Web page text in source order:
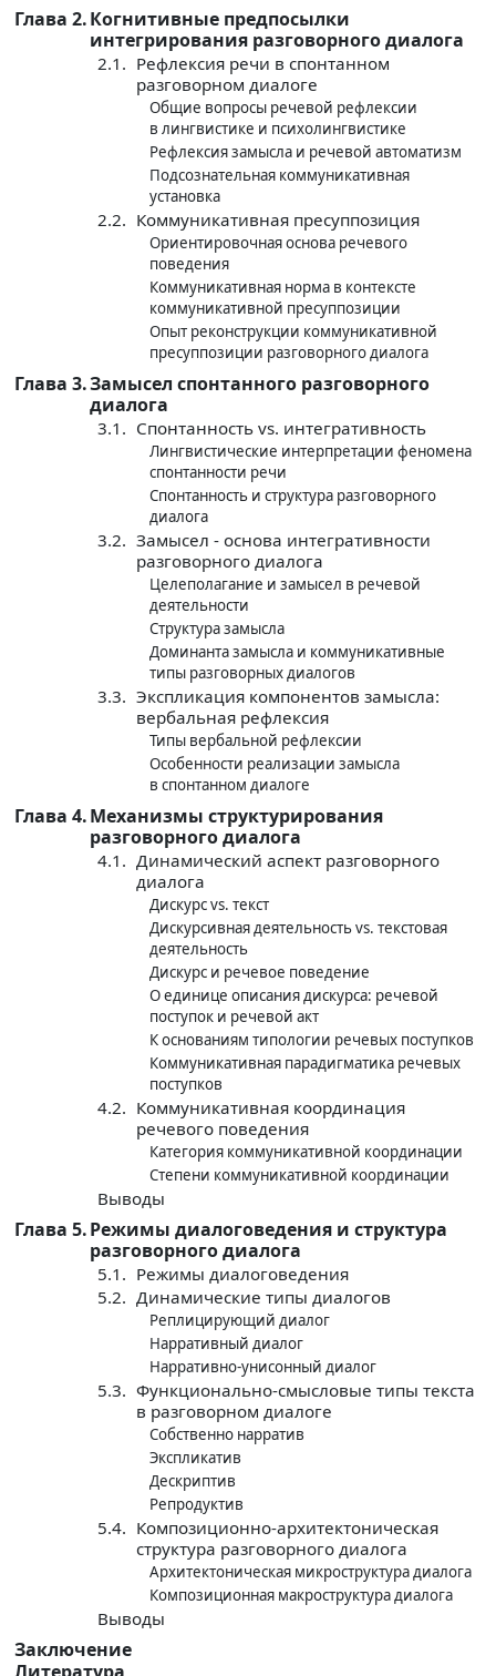
Глава 2.Когнитивные предпосылки
интегрирования разговорного диалога
2.1. Рефлексия речи в спонтанном
разговорном диалоге
Общие вопросы речевой рефлексии
в лингвистике и психолингвистике
Рефлексия замысла и речевой автоматизм
Подсознательная коммуникативная
установка
2.2. Коммуникативная пресуппозиция
Ориентировочная основа речевого
поведения
Коммуникативная норма в контексте
коммуникативной пресуппозиции
Опыт реконструкции коммуникативной
пресуппозиции разговорного диалога
Глава 3.Замысел спонтанного разговорного
диалога
3.1. Спонтанность vs. интегративность
Лингвистические интерпретации феномена
спонтанности речи
Спонтанность и структура разговорного
диалога
3.2. Замысел - основа интегративности
разговорного диалога
Целеполагание и замысел в речевой
деятельности
Структура замысла
Доминанта замысла и коммуникативные
типы разговорных диалогов
3.3. Экспликация компонентов замысла:
вербальная рефлексия
Типы вербальной рефлексии
Особенности реализации замысла
в спонтанном диалоге
Глава 4.Механизмы структурирования
разговорного диалога
4.1. Динамический аспект разговорного
диалога
Дискурс vs. текст
Дискурсивная деятельность vs. текстовая
деятельность
Дискурс и речевое поведение
О единице описания дискурса: речевой
поступок и речевой акт
К основаниям типологии речевых поступков
Коммуникативная парадигматика речевых
поступков
4.2. Коммуникативная координация
речевого поведения
Категория коммуникативной координации
Степени коммуникативной координации
Выводы
Глава 5.Режимы диалоговедeния и структура
разговорного диалога
5.1. Режимы диалоговедeния
5.2. Динамические типы диалогов
Реплицирующий диалог
Нарративный диалог
Нарративно-унисонный диалог
5.3. Функционально-смысловые типы текста
в разговорном диалоге
Собственно нарратив
Экспликатив
Дескриптив
Репродуктив
5.4. Композиционно-архитектоническая
структура разговорного диалога
Архитектоническая микроструктура диалога
Композиционная макроструктура диалога
Выводы
Заключение